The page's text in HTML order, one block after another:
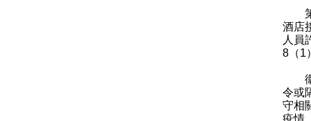
第
酒店
人員
8（1
衞
令或
守相
疫情